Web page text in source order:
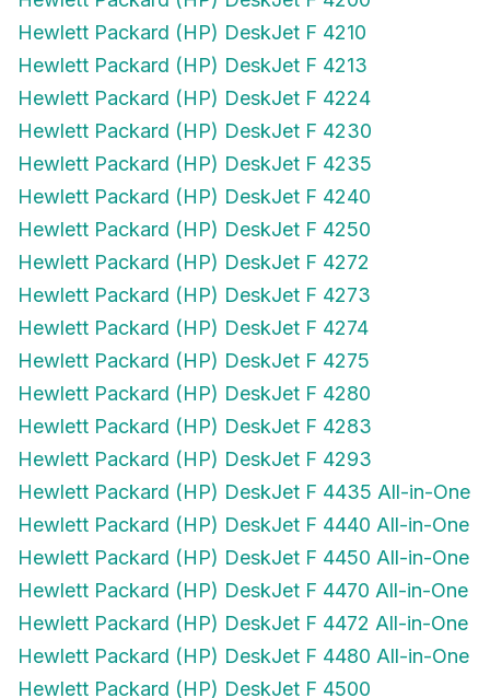
Hewlett Packard (HP) DeskJet F 4210
Hewlett Packard (HP) DeskJet F 4213
Hewlett Packard (HP) DeskJet F 4224
Hewlett Packard (HP) DeskJet F 4230
Hewlett Packard (HP) DeskJet F 4235
Hewlett Packard (HP) DeskJet F 4240
Hewlett Packard (HP) DeskJet F 4250
Hewlett Packard (HP) DeskJet F 4272
Hewlett Packard (HP) DeskJet F 4273
Hewlett Packard (HP) DeskJet F 4274
Hewlett Packard (HP) DeskJet F 4275
Hewlett Packard (HP) DeskJet F 4280
Hewlett Packard (HP) DeskJet F 4283
Hewlett Packard (HP) DeskJet F 4293
Hewlett Packard (HP) DeskJet F 4435 All-in-One
Hewlett Packard (HP) DeskJet F 4440 All-in-One
Hewlett Packard (HP) DeskJet F 4450 All-in-One
Hewlett Packard (HP) DeskJet F 4470 All-in-One
Hewlett Packard (HP) DeskJet F 4472 All-in-One
Hewlett Packard (HP) DeskJet F 4480 All-in-One
Hewlett Packard (HP) DeskJet F 4500